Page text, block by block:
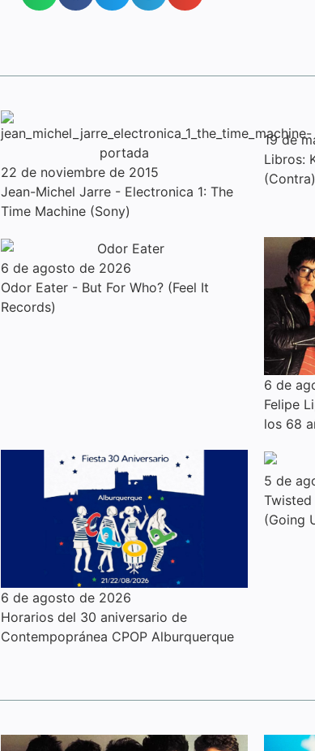
22 de noviembre de 2015
Jean-Michel Jarre - Electronica 1: The
Time Machine (Sony)
19 de
Libros:
(Contra)
6 de agosto de 2026
Odor Eater - But For Who? (Feel It
Records)
6 de
Felipe
los 68
6 de agosto de 2026
Horarios del 30 aniversario de
Contempopránea CPOP Alburquerque
5 de
Twisted
(Going